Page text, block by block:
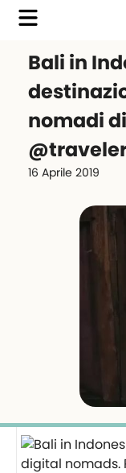
Bali in
nomadi
16 Aprile 2019